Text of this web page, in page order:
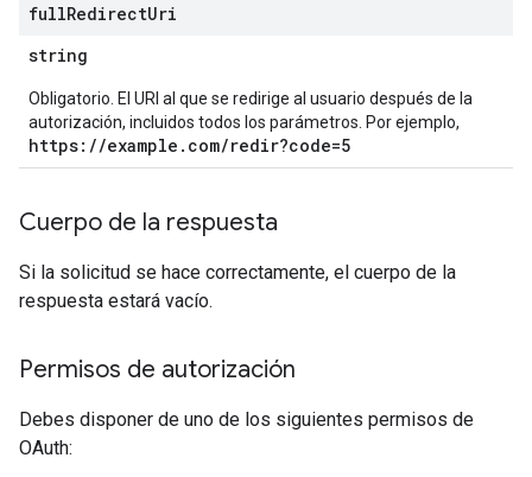
fullRedirectUri
string
Obligatorio. El URI al que se redirige al usuario después de la
autorización, incluidos todos los parámetros. Por ejemplo,
https://example.com/redir?code=5
Cuerpo de la respuesta
Si la solicitud se hace correctamente, el cuerpo de la
respuesta estará vacío.
Permisos de autorización
Debes disponer de uno de los siguientes permisos de
OAuth: